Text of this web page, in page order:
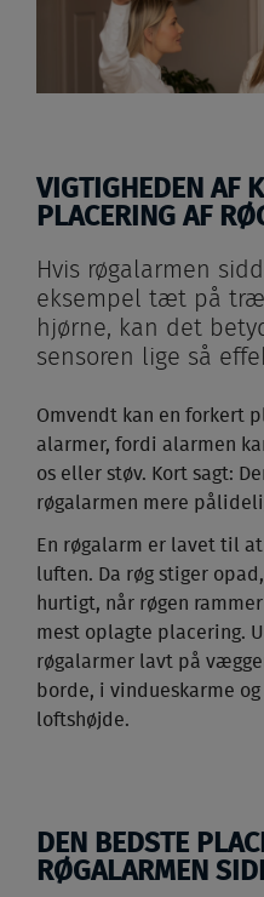
VIGTIGHEDEN AF
PLACERING AF
Hvis røgalarmen
eksempel tæt på
hjørne, kan det
sensoren lige så
Omvendt kan en forkert
alarmer, fordi alarmen
os eller støv. Kort sagt:
røgalarmen mere
En røgalarm er lavet til
luften. Da røg stiger
hurtigt, når røgen
mest oplagte placering.
røgalarmer lavt på
borde, i vindueskarme
loftshøjde.
DEN BEDSTE
RØGALARMEN